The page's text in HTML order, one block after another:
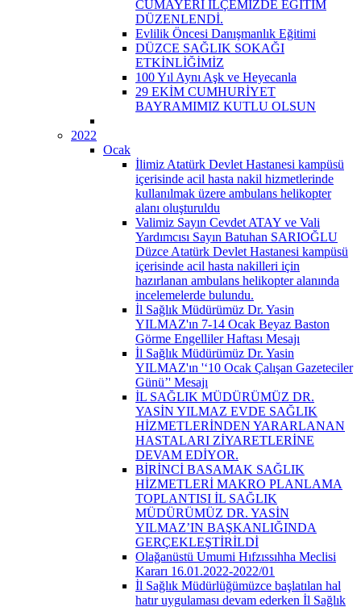
CUMAYERİ İLÇEMİZDE EĞİTİM
DÜZENLENDİ.
Evlilik Öncesi Danışmanlık Eğitimi
DÜZCE SAĞLIK SOKAĞI
ETKİNLİĞİMİZ
100 Yıl Aynı Aşk ve Heyecanla
29 EKİM CUMHURİYET
BAYRAMIMIZ KUTLU OLSUN
2022
Ocak
İlimiz Atatürk Devlet Hastanesi kampüsü
içerisinde acil hasta nakil hizmetlerinde
kullanılmak üzere ambulans helikopter
alanı oluşturuldu
Valimiz Sayın Cevdet ATAY ve Vali
Yardımcısı Sayın Batuhan SARIOĞLU
Düzce Atatürk Devlet Hastanesi kampüsü
içerisinde acil hasta nakilleri için
hazırlanan ambulans helikopter alanında
incelemelerde bulundu.
İl Sağlık Müdürümüz Dr. Yasin
YILMAZ'ın 7-14 Ocak Beyaz Baston
Görme Engelliler Haftası Mesajı
İl Sağlık Müdürümüz Dr. Yasin
YILMAZ'ın '‘10 Ocak Çalışan Gazeteciler
Günü’' Mesajı
İL SAĞLIK MÜDÜRÜMÜZ DR.
YASİN YILMAZ EVDE SAĞLIK
HİZMETLERİNDEN YARARLANAN
HASTALARI ZİYARETLERİNE
DEVAM EDİYOR.
BİRİNCİ BASAMAK SAĞLIK
HİZMETLERİ MAKRO PLANLAMA
TOPLANTISI İL SAĞLIK
MÜDÜRÜMÜZ DR. YASİN
YILMAZ’IN BAŞKANLIĞINDA
GERÇEKLEŞTİRİLDİ
Olağanüstü Umumi Hıfzıssıhha Meclisi
Kararı 16.01.2022-2022/01
İl Sağlık Müdürlüğümüzce başlatılan hal
hatır uygulaması devam ederken İl Sağlık